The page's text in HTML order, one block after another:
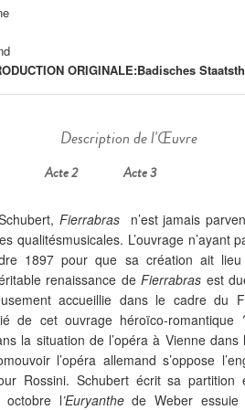
ORIGINALE:Badisches
Description de l'Œuvre
Acte 2 Acte 3
Fierrabras
n’est jamais
qualitésmusicales. L’ouvrage n’ayant
1897 pour que sa création ait
renaissance deFierrabras est
accueillie dans le cadre du
de cet ouvrage héroïco-
la situation de l’opéra à Vienne
l’opéra allemand s’oppose
Rossini. Schubert écrit sa
octobre l’Euryanthede Weber